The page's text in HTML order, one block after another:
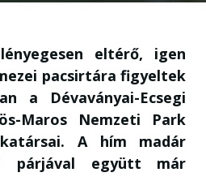
eltérő, igen
pacsirtára figyeltek
a Dévaványai-Ecsegi
Maros Nemzeti Park
A hím madár
párjával együtt már